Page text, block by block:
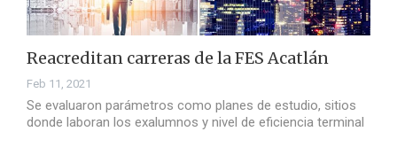
Reacreditan carreras de la FES Acatlán
Feb 11, 2021
Se evaluaron parámetros como planes de estudio, sitios
donde laboran los exalumnos y nivel de eficiencia terminal